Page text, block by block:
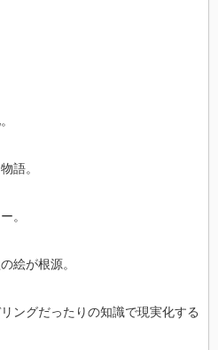
語。
。
絵が根源。
ングだったりの知識で現実化する